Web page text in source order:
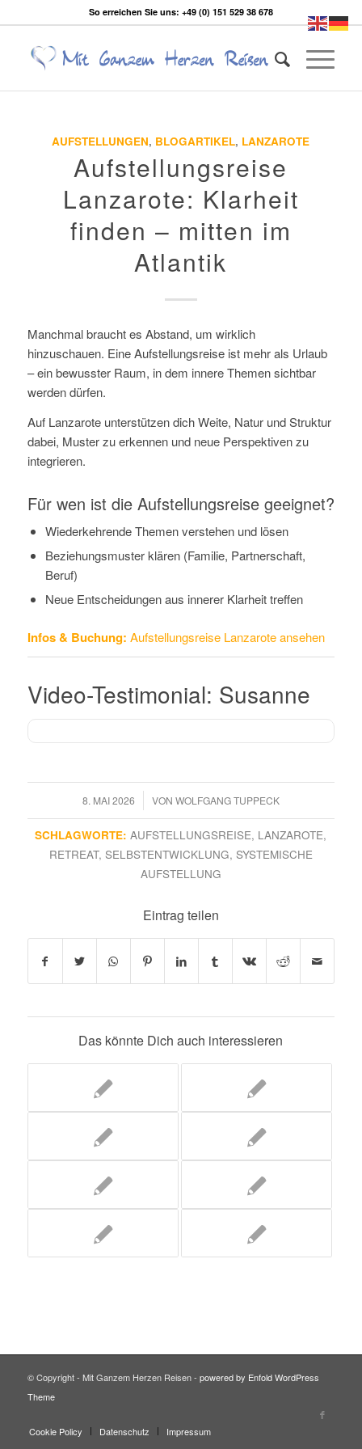
So erreichen Sie uns: +49 (0) 151 529 38 678
AUFSTELLUNGEN, BLOGARTIKEL, LANZAROTE
Aufstellungsreise
Lanzarote: Klarheit
finden – mitten im
Atlantik
Manchmal braucht es Abstand, um wirklich
hinzuschauen. Eine Aufstellungsreise ist mehr als Urlaub
– ein bewusster Raum, in dem innere Themen sichtbar
werden dürfen.
Auf Lanzarote unterstützen dich Weite, Natur und Struktur
dabei, Muster zu erkennen und neue Perspektiven zu
integrieren.
Für wen ist die Aufstellungsreise geeignet?
Wiederkehrende Themen verstehen und lösen
Beziehungsmuster klären (Familie, Partnerschaft,
Beruf)
Neue Entscheidungen aus innerer Klarheit treffen
Infos & Buchung: Aufstellungsreise Lanzarote ansehen
Video-Testimonial: Susanne
8. MAI 2026
/ VON WOLFGANG TUPPECK
SCHLAGWORTE: AUFSTELLUNGSREISE, LANZAROTE,
RETREAT, SELBSTENTWICKLUNG, SYSTEMISCHE
AUFSTELLUNG
Eintrag teilen
Das könnte Dich auch interessieren
© Copyright - Mit Ganzem Herzen Reisen - powered by Enfold WordPress
Theme
Cookie Policy Datenschutz Impressum